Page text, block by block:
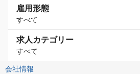
雇用形態
すべて
求人カテゴリー
すべて
会社情報